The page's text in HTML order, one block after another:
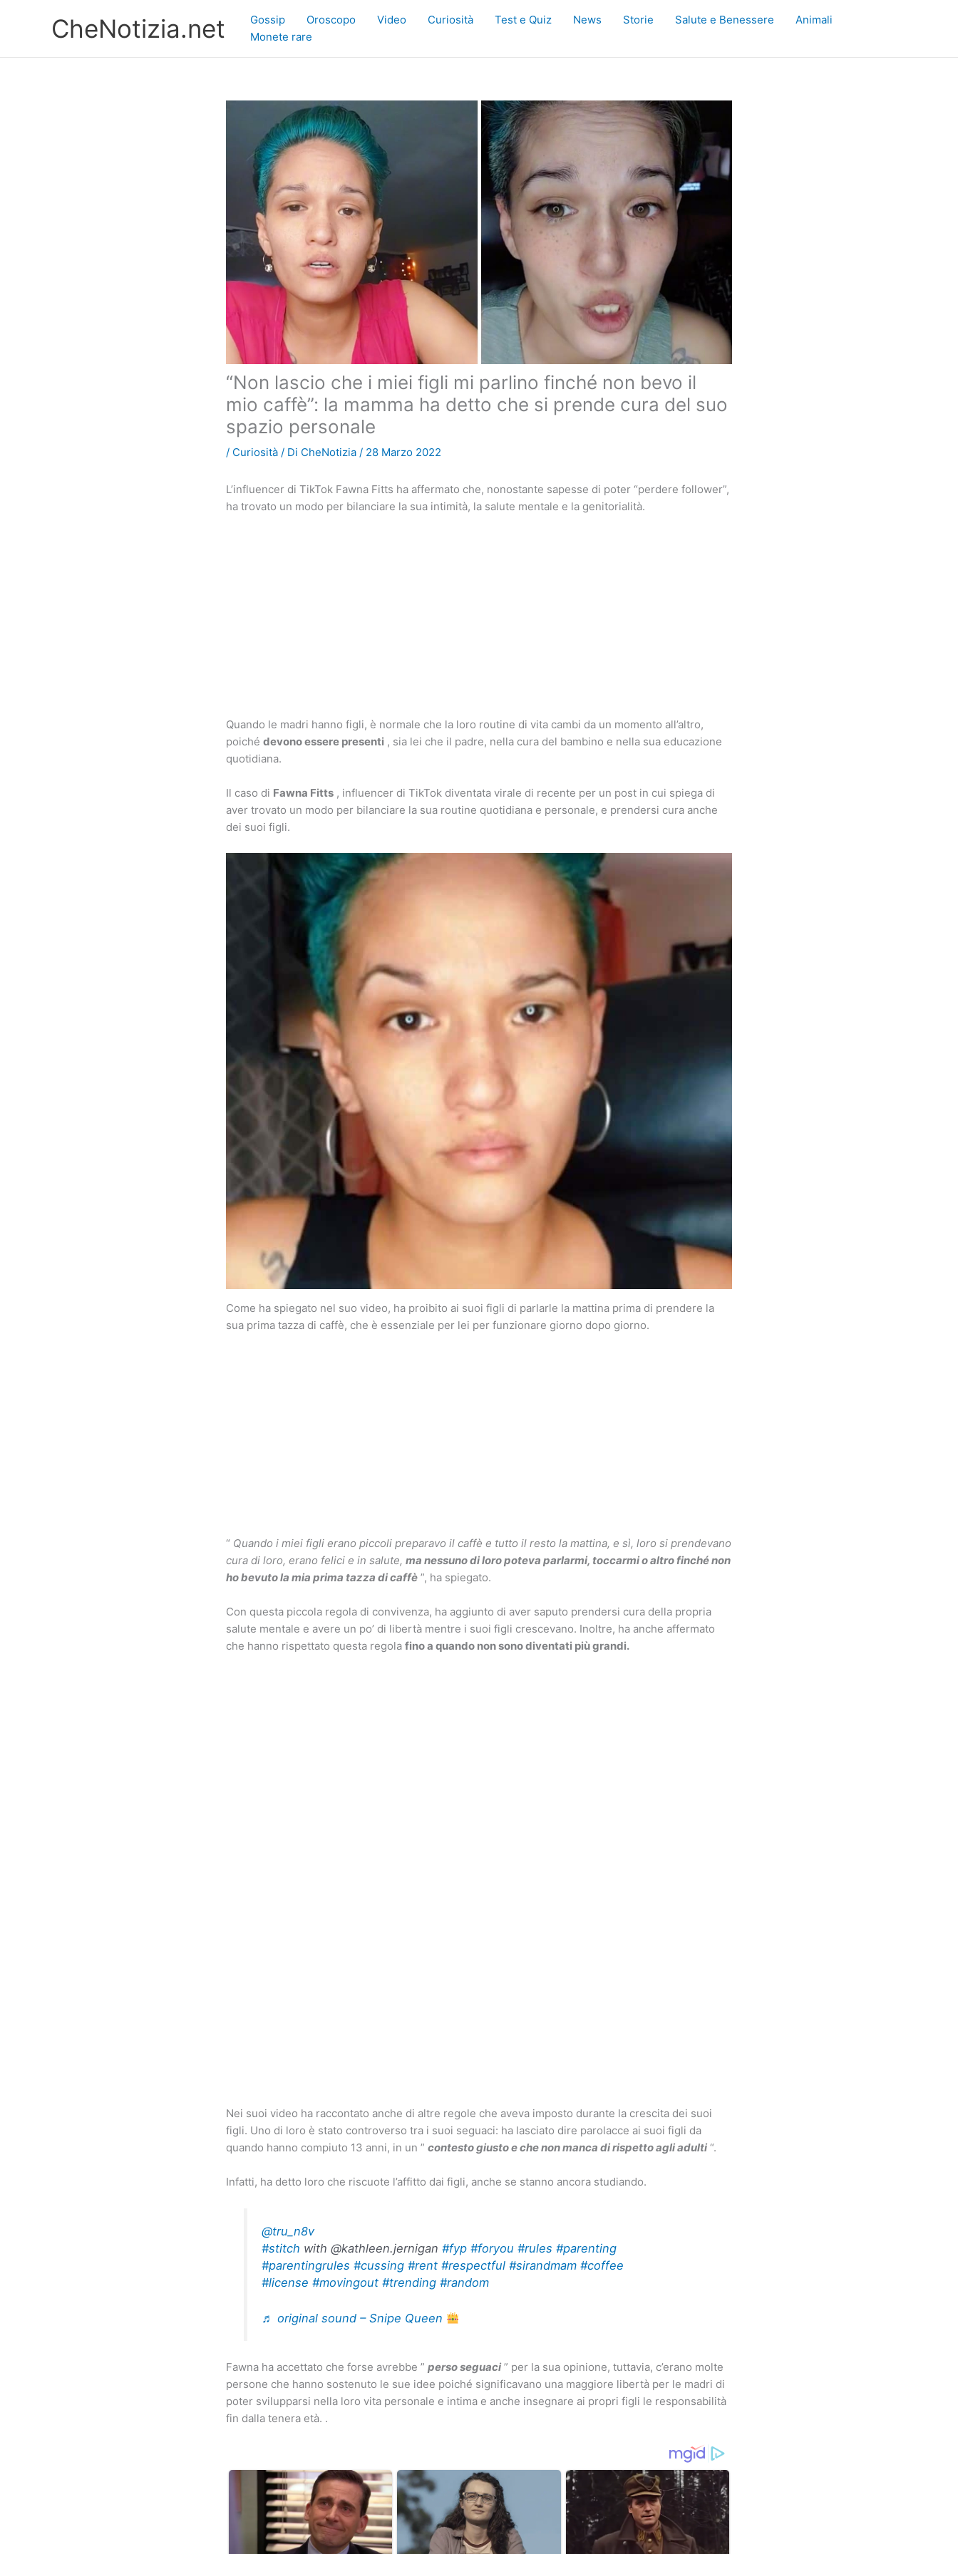
CheNotizia.net Gossip Oroscopo Video Curiosità Test e Quiz News Storie Salute e Benessere
Animali
Monete rare
“Non lascio che i miei figli mi parlino finché non bevo il
mio caffè”: la mamma ha detto che si prende cura del suo
spazio personale
/ Curiosità / Di CheNotizia / 28 Marzo 2022
L’influencer di TikTok Fawna Fitts ha affermato che, nonostante sapesse di poter “perdere follower”,
ha trovato un modo per bilanciare la sua intimità, la salute mentale e la genitorialità.
Quando le madri hanno figli, è normale che la loro routine di vita cambi da un momento all’altro,
poiché devono essere presenti , sia lei che il padre, nella cura del bambino e nella sua educazione
quotidiana.
Il caso di Fawna Fitts , influencer di TikTok diventata virale di recente per un post in cui spiega di
aver trovato un modo per bilanciare la sua routine quotidiana e personale, e prendersi cura anche
dei suoi figli.
Come ha spiegato nel suo video, ha proibito ai suoi figli di parlarle la mattina prima di prendere la
sua prima tazza di caffè, che è essenziale per lei per funzionare giorno dopo giorno.
“ Quando i miei figli erano piccoli preparavo il caffè e tutto il resto la mattina, e sì, loro si prendevano
cura di loro, erano felici e in salute, ma nessuno di loro poteva parlarmi, toccarmi o altro finché non
ho bevuto la mia prima tazza di caffè ”, ha spiegato.
Con questa piccola regola di convivenza, ha aggiunto di aver saputo prendersi cura della propria
salute mentale e avere un po’ di libertà mentre i suoi figli crescevano. Inoltre, ha anche affermato
che hanno rispettato questa regola fino a quando non sono diventati più grandi.
Nei suoi video ha raccontato anche di altre regole che aveva imposto durante la crescita dei suoi
figli. Uno di loro è stato controverso tra i suoi seguaci: ha lasciato dire parolacce ai suoi figli da
quando hanno compiuto 13 anni, in un ” contesto giusto e che non manca di rispetto agli adulti“.
Infatti, ha detto loro che riscuote l’affitto dai figli, anche se stanno ancora studiando.
@tru_n8v
#stitch with @kathleen.jernigan #fyp #foryou #rules #parenting
#parentingrules #cussing #rent #respectful #sirandmam #coffee
#license #movingout #trending #random
♬ original sound – Snipe Queen
Fawna ha accettato che forse avrebbe ” perso seguaci” per la sua opinione, tuttavia, c’erano molte
persone che hanno sostenuto le sue idee poiché significavano una maggiore libertà per le madri di
poter svilupparsi nella loro vita personale e intima e anche insegnare ai propri figli le responsabilità
fin dalla tenera età. .